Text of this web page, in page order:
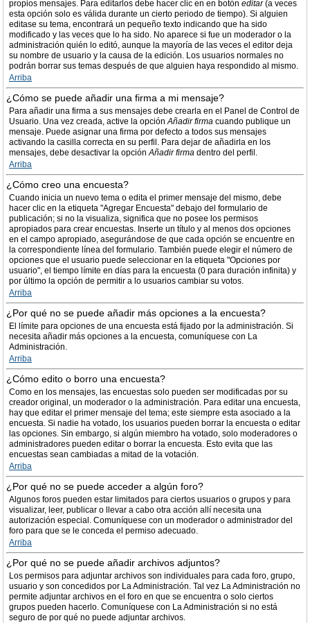
propios mensajes. Para editarlos debe hacer clic en en botón editar(a veces
esta opción solo es válida durante un cierto periodo de tiempo). Si alguien
editase su tema, encontrará un pequeño texto indicando que ha sido
modificado y las veces que lo ha sido. No aparece si fue un moderador o la
administración quién lo editó, aunque la mayoría de las veces el editor deja
su nombre de usuario y la causa de la edición. Los usuarios normales no
podrán borrar sus temas después de que alguien haya respondido al mismo.
Arriba
¿Cómo se puede añadir una firma a mi mensaje?
Para añadir una firma a sus mensajes debe crearla en el Panel de Control de
Usuario. Una vez creada, active la opciónAñadir firma cuando publique un
mensaje. Puede asignar una firma por defecto a todos sus mensajes
activando la casilla correcta en su perfil. Para dejar de añadirla en los
mensajes, debe desactivar la opciónAñadir firma dentro del perfil.
Arriba
¿Cómo creo una encuesta?
Cuando inicia un nuevo tema o edita el primer mensaje del mismo, debe
hacer clic en la etiqueta "Agregar Encuesta" debajo del formulario de
publicación; si no la visualiza, significa que no posee los permisos
apropiados para crear encuestas. Inserte un título y al menos dos opciones
en el campo apropiado, asegurándose de que cada opción se encuentre en
la correspondiente línea del formulario. También puede elegir el número de
opciones que el usuario puede seleccionar en la etiqueta "Opciones por
usuario", el tiempo límite en días para la encuesta (0 para duración infinita) y
por último la opción de permitir a lo usuarios cambiar su votos.
Arriba
¿Por qué no se puede añadir más opciones a la encuesta?
El límite para opciones de una encuesta está fijado por la administración. Si
necesita añadir más opciones a la encuesta, comuníquese con La
Administración.
Arriba
¿Cómo edito o borro una encuesta?
Como en los mensajes, las encuestas solo pueden ser modificadas por su
creador original, un moderador o la administración. Para editar una encuesta,
hay que editar el primer mensaje del tema; este siempre esta asociado a la
encuesta. Si nadie ha votado, los usuarios pueden borrar la encuesta o editar
las opciones. Sin embargo, si algún miembro ha votado, solo moderadores o
administradores pueden editar o borrar la encuesta. Esto evita que las
encuestas sean cambiadas a mitad de la votación.
Arriba
¿Por qué no se puede acceder a algún foro?
Algunos foros pueden estar limitados para ciertos usuarios o grupos y para
visualizar, leer, publicar o llevar a cabo otra acción allí necesita una
autorización especial. Comuníquese con un moderador o administrador del
foro para que se le conceda el permiso adecuado.
Arriba
¿Por qué no se puede añadir archivos adjuntos?
Los permisos para adjuntar archivos son individuales para cada foro, grupo,
usuario y son concedidos por La Administración. Tal vez La Administración no
permite adjuntar archivos en el foro en que se encuentra o solo ciertos
grupos pueden hacerlo. Comuníquese con La Administración si no está
seguro de por qué no puede adjuntar archivos.